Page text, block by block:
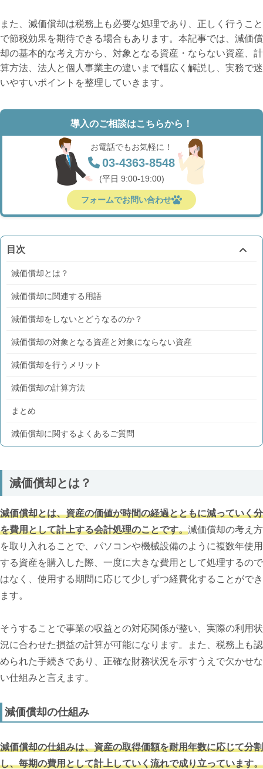
また、減価償却は税務上も必要な処理であり、正しく行うこと
で節税効果を期待できる場合もあります。本記事では、減価償
却の基本的な考え方から、対象となる資産・ならない資産、計
算方法、法人と個人事業主の違いまで幅広く解説し、実務で迷
いやすいポイントを整理していきます。
導入のご相談はこちらから！
お電話でもお気軽に！
03-4363-8548
(平日 9:00-19:00)
フォームでお問い合わせ
目次
減価償却とは？
減価償却に関連する用語
減価償却をしないとどうなるのか？
減価償却の対象となる資産と対象にならない資産
減価償却を行うメリット
減価償却の計算方法
まとめ
減価償却に関するよくあるご質問
減価償却とは？
減価償却とは、資産の価値が時間の経過とともに減っていく分
を費用として計上する会計処理のことです。減価償却の考え方
を取り入れることで、パソコンや機械設備のように複数年使用
する資産を購入した際、一度に大きな費用として処理するので
はなく、使用する期間に応じて少しずつ経費化することができ
ます。
そうすることで事業の収益との対応関係が整い、実際の利用状
況に合わせた損益の計算が可能になります。また、税務上も認
められた手続きであり、正確な財務状況を示すうえで欠かせな
い仕組みと言えます。
減価償却の仕組み
減価償却の仕組みは、資産の取得価額を耐用年数に応じて分割
し、毎期の費用として計上していく流れで成り立っています。